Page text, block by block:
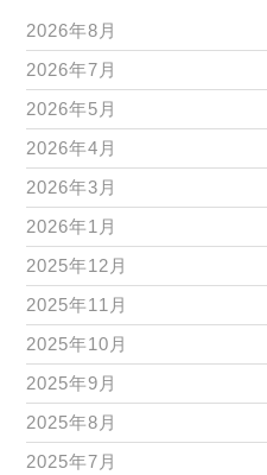
2026年8月
2026年7月
2026年5月
2026年4月
2026年3月
2026年1月
2025年12月
2025年11月
2025年10月
2025年9月
2025年8月
2025年7月